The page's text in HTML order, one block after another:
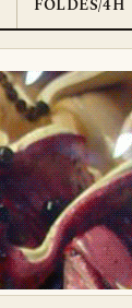
FÖLDES/4H